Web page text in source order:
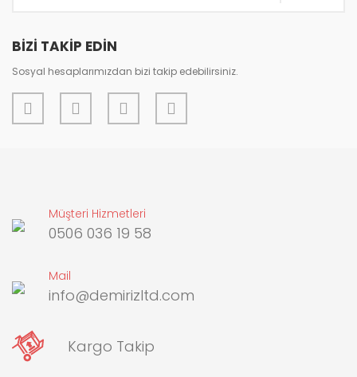
Gönder
BİZİ TAKİP EDİN
Sosyal hesaplarımızdan bizi takip edebilirsiniz.
Müşteri Hizmetleri
0506 036 19 58
Mail
info@demirizltd.com
Kargo Takip